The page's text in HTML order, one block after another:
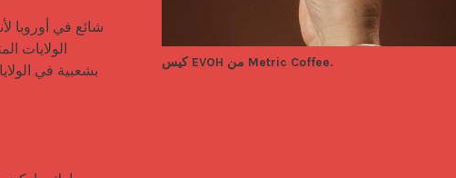
كيس EVOH من Metric Coffee.